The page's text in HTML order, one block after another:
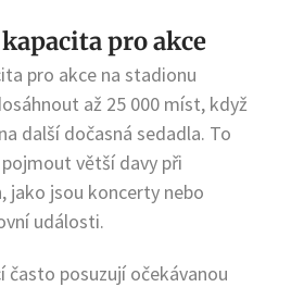
pro akce
pro akce na stadionu
až 25 000 míst, když
další dočasná sedadla. To
větší davy při
jako jsou koncerty nebo
události.
často posuzují očekávanou